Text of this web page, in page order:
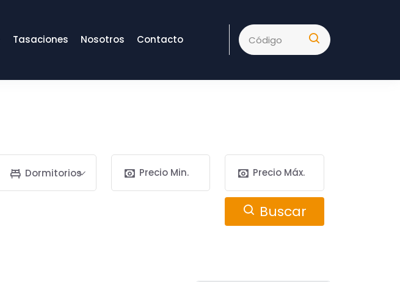
Tasaciones Nosotros Contacto
Dormitorios
Buscar